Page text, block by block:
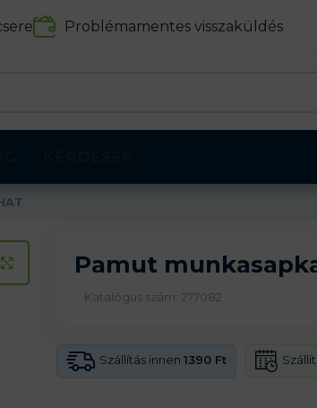
Problémamentes visszaküldés
KATTINTS A KINAGYÍTÁSHOZ
Pamut
Katalógus szám: 277082
Szállítás innen 1390 Ft